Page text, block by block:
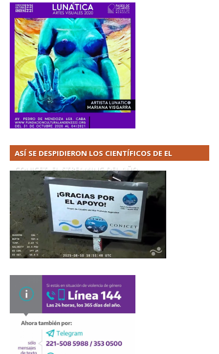
ASÍ SE DESPIDIERON LOS CIENTÍFICOS DE EL
CONICET. EL STREAMING DEL AÑO